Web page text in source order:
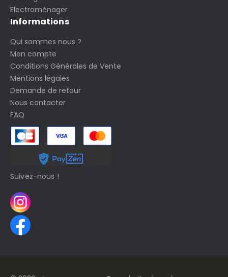
Electroménager
Informations
Qui sommes nous ?
Mon compte
Conditions Générales de Vente
Mentions légales
Demande de retour
Nous contacter
FAQ
Suivez-nous !